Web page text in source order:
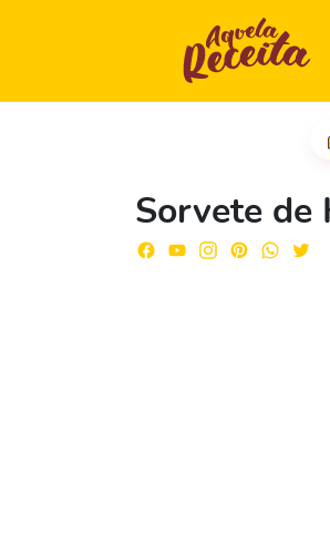
Sorvete de
Comece